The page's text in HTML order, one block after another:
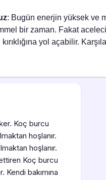
: Bugün enerjin yüksek ve
bir zaman. Fakat
yol açabilir.
Koç burcu
hoşlanır.
hoşlanır.
Koç burcu
bakımına